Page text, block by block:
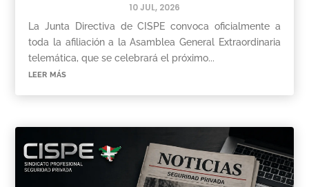
10 JUL, 2026
La Junta Directiva de CISPE convoca oficialmente a
toda la afiliación a la Asamblea General Extraordinaria
telemática, que se celebrará el próximo...
leer más